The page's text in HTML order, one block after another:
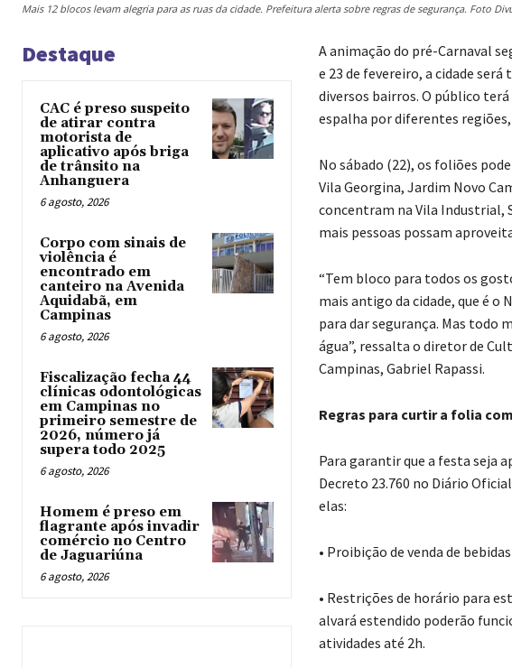
Mais 12 blocos levam alegria para as ruas da cidade. Prefeitura alerta sobre regras de segurança. Foto
Destaque
CAC é preso suspeito
de atirar contra
motorista de
aplicativo após briga
de trânsito na
Anhanguera
6 agosto, 2026
Corpo com sinais de
violência é
encontrado em
canteiro na Avenida
Aquidabã, em
Campinas
6 agosto, 2026
Fiscalização fecha 44
clínicas odontológicas
em Campinas no
primeiro semestre de
2026, número já
supera todo 2025
6 agosto, 2026
Homem é preso em
flagrante após invadir
comércio no Centro
de Jaguariúna
6 agosto, 2026
A animação do pré-Carnaval
e 23 de fevereiro, a cidade
diversos bairros. O público
espalha por diferentes
No sábado (22), os foliões
Vila Georgina, Jardim Novo
concentram na Vila Industrial,
mais pessoas possam
“Tem bloco para todos os
mais antigo da cidade, que é o
para dar segurança. Mas todo
água”, ressalta o diretor de
Campinas, Gabriel Rapassi.
Regras para curtir a folia
Para garantir que a festa seja
Decreto 23.760 no Diário
elas:
• Proibição de venda de
• Restrições de horário para
alvará estendido poderão
atividades até 2h.